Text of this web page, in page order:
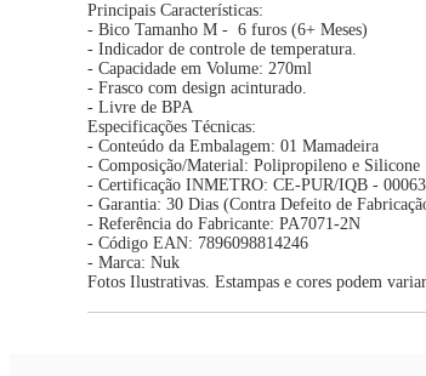
Principais Características:
- Bico Tamanho M - 6 furos (6+ Meses)
- Indicador de controle de temperatura.
- Capacidade em Volume: 270ml
- Frasco com design acinturado.
- Livre de BPA
Especificações Técnicas:
- Conteúdo da Embalagem: 01 Mamadeira
- Composição/Material: Polipropileno e Silicone
- Certificação INMETRO: CE-PUR/IQB -
- Garantia: 30 Dias (Contra Defeito de
- Referência do Fabricante: PA7071-2N
- Código EAN: 7896098814246
- Marca: Nuk
Fotos Ilustrativas. Estampas e cores podem